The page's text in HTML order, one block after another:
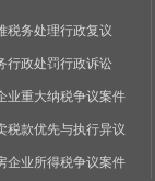
税务处理行政复议
行政处罚行政诉讼
业重大纳税争议案件
税款优先与执行异议
企业所得税争议案件